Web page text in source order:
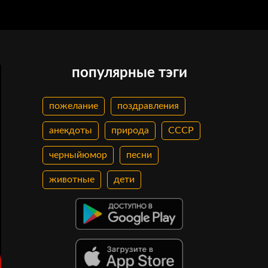
популярные тэги
пожелание поздравления
анекдоты природа СССР
черныйюмор песни
животные дети